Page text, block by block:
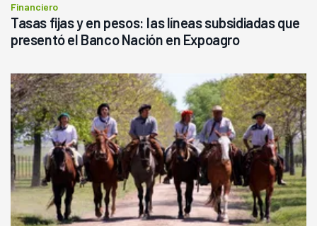
Financiero
Tasas fijas y en pesos: las líneas subsidiadas que
presentó el Banco Nación en Expoagro